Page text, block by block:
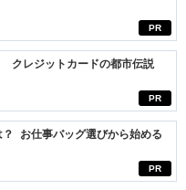
PR
PR
クレジットカードの都市伝説
PR
お仕事バッグ選びから始める